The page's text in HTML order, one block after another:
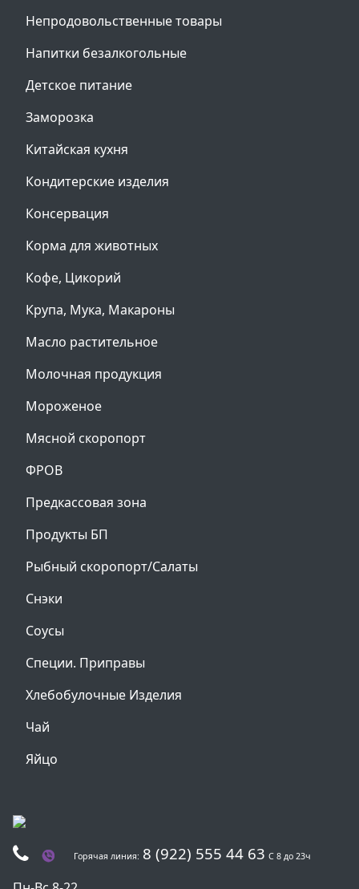
Непродовольственные товары
Напитки безалкогольные
Детское питание
Заморозка
Китайская кухня
Кондитерские изделия
Консервация
Корма для животных
Кофе, Цикорий
Крупа, Мука, Макароны
Масло растительное
Молочная продукция
Мороженое
Мясной скоропорт
ФРОВ
Предкассовая зона
Продукты БП
Рыбный скоропорт/Салаты
Снэки
Соусы
Специи. Приправы
Хлебобулочные Изделия
Чай
Яйцо
Горячая линия: 8 (922) 555 44 63 С 8 до 23ч